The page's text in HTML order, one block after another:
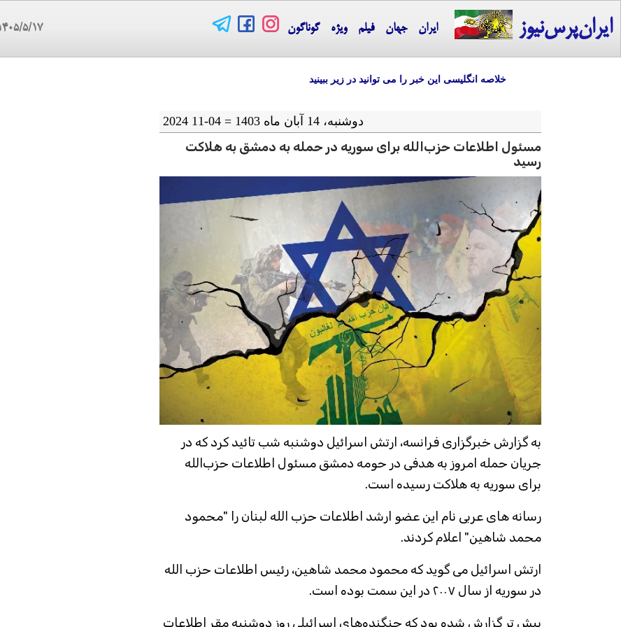
ایران‌پرس‌نیوز ایران جهان فیلم ویژه گوناگون ۱۴۰۵/۵/
خلاصه انگلیسی این خبر را می توانید در زیر ببینید
دوشنبه، 14 آبان ماه 1403 = 04-11 2024
مسئول اطلاعات حزب‌الله برای سوریه در حمله به دمشق به هلاکت
رسید
به گزارش خبرگزاری فرانسه، ارتش اسرائیل دوشنبه شب تائید کرد که در
جریان حمله امروز به هدفی در حومه دمشق مسئول اطلاعات حزب‌الله
برای سوریه به هلاکت رسیده است.
رسانه های عربی نام این عضو ارشد اطلاعات حزب الله لبنان را "محمود
محمد شاهين" اعلام کردند.
ارتش اسرائیل می گوید که محمود محمد شاهین، رئیس اطلاعات حزب الله
در سوریه از سال ۲۰۰۷ در این سمت بوده است.
پیش تر گزارش شده بود که جنگنده‌های اسرائیلی روز دوشنبه مقر اطلاعات